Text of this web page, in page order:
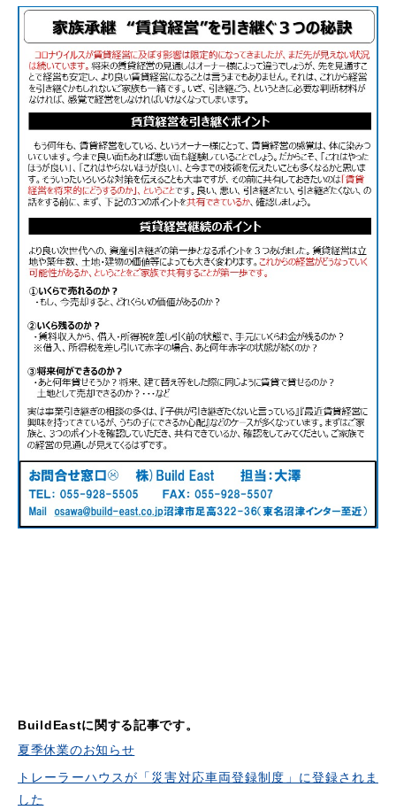
BuildEastに関する記事です。
夏季休業のお知らせ
トレーラーハウスが「災害対応車両登録制度」に登録されま
した